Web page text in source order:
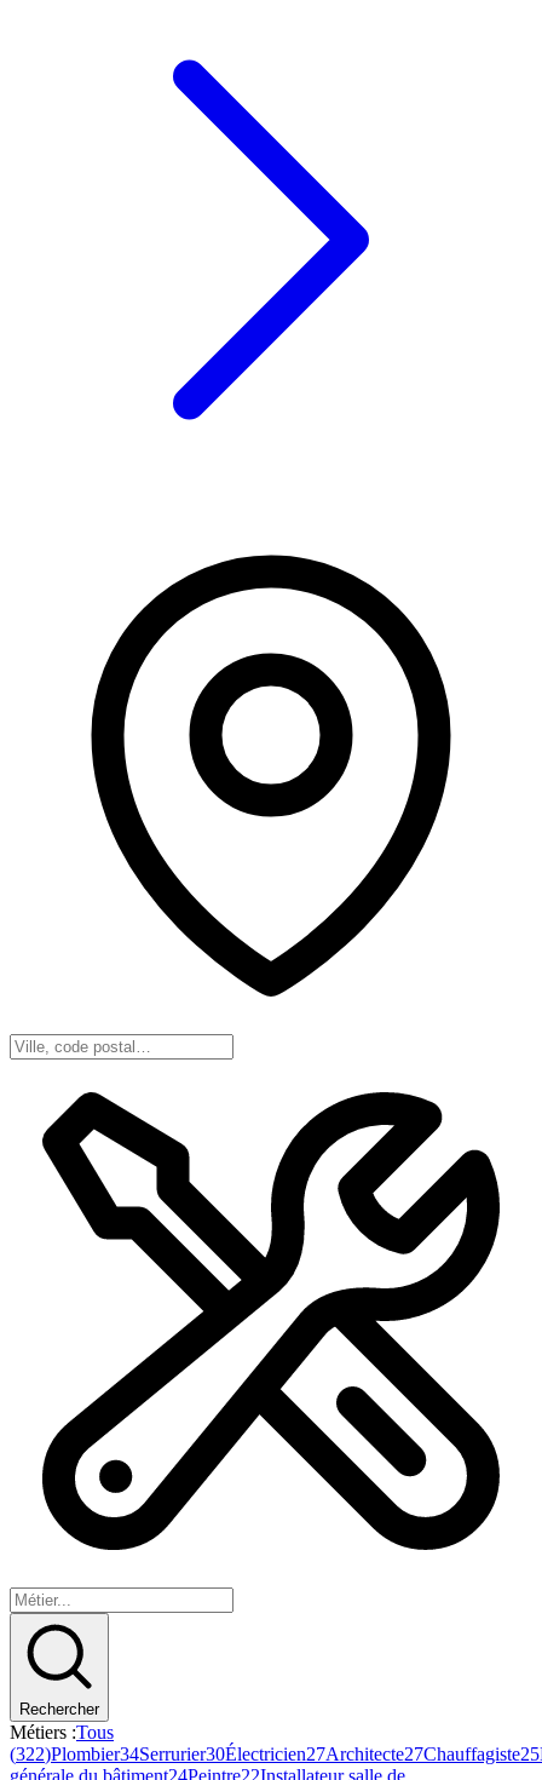
Rechercher
Métiers :Tous
(322)Plombier34Serrurier30Électricien27Architecte27Chauffagiste25
générale du bâtiment24Peintre22Installateur salle de